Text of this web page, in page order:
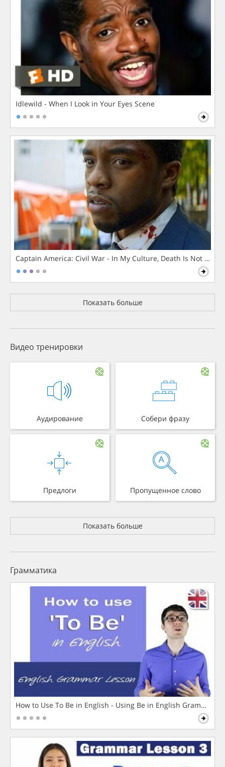
Idlewild - When I Look in Your Eyes Scene
Captain America: Civil War - In My Culture, Death Is Not The
Показать больше
Видео тренировки
Аудирование Собери фразу
Предлоги Пропущенное слово
Показать больше
Грамматика
How to Use To Be in English - Using Be in English Grammar